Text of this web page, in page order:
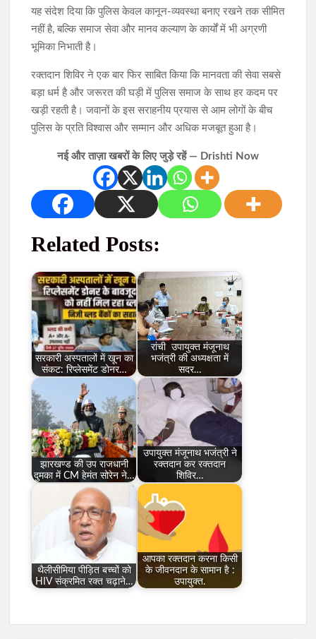
यह संदेश दिया कि पुलिस केवल कानून-व्यवस्था बनाए रखने तक सीमित
नहीं है, बल्कि समाज सेवा और मानव कल्याण के कार्यों में भी अग्रणी
भूमिका निभाती है।
रक्तदान शिविर ने एक बार फिर साबित किया कि मानवता की सेवा सबसे
बड़ा धर्म है और जरूरत की घड़ी में पुलिस समाज के साथ हर कदम पर
खड़ी रहती है। जवानों के इस सराहनीय प्रयास से आम लोगों के बीच
पुलिस के प्रति विश्वास और सम्मान और अधिक मजबूत हुआ है।
नई और ताज़ा खबरों के लिए जुड़े रहें — Drishti Now
Related Posts:
सरकारी अस्पतालों में खून का
संकट: रिप्लेसमेंट डोनर…
रांची उपायुक्त मंजूनाथ
भजंत्री की अध्यक्षता में
सदर…
झारखण्ड की उप राजधानी
दुमका में CM हेमंत सोरेन ने…
उपायुक्त मंजूनाथ भजंत्री ने
रक्तदान कर रक्तदान
शिविर…
थैलीसीमिया पीड़ित बच्चों को
HIV संक्रमित रक्त चढ़ाने…
आपका रक्तदान करना किसी
के जीवनदान के सामान है :
उपायुक्त.